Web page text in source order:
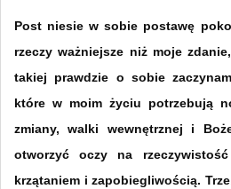
Post niesie w sobie postawę
rzeczy ważniejsze niż moje
takiej prawdzie o sobie
które w moim życiu potrzebują
zmiany, walki wewnętrznej i
otworzyć oczy na
krzątaniem i zapobiegliwością.